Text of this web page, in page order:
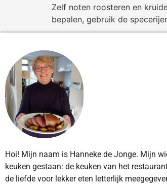
Zelf noten roosteren en
bepalen, gebruik de
Hoi! Mijn naam is Hanneke de Jonge. Mijn
keuken gestaan: de keuken van het
de liefde voor lekker eten letterlijk